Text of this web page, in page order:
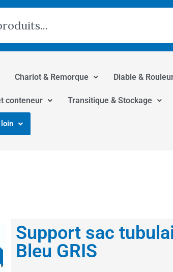
Chariot & Remorque Diable &
conteneur Transitique & Stockage
Support sac
Bleu GRIS